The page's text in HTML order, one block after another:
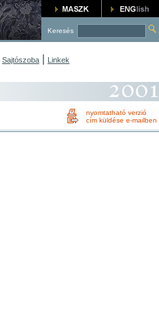
Keresés
Sajtószoba Linkek
nyomtatható verzió
cím küldése e-mailben